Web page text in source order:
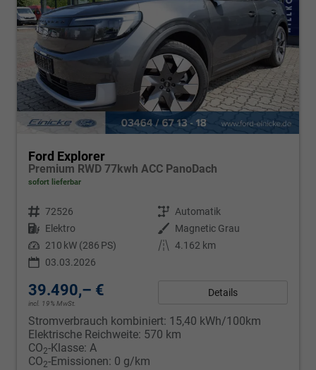
Ford Explorer
Premium RWD 77kwh ACC PanoDach
sofort lieferbar
Fahrzeugnr. 72526 Getriebe Automatik
Kraftstoff Elektro Außenfarbe Magnetic Grau
Leistung 210 kW (286 PS) Kilometerstand 4.162 km
03.03.2026
39.490,– €
incl. 19% MwSt.
Details
Stromverbrauch kombiniert: 15,40 kWh/100km
Elektrische Reichweite: 570 km
CO2-Klasse: A
CO2-Emissionen: 0 g/km